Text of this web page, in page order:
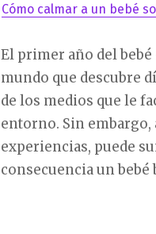
Cómo calmar a un bebé
El primer año del
mundo que descubre
de los medios que le
entorno. Sin embargo,
experiencias, puede
consecuencia un bebé